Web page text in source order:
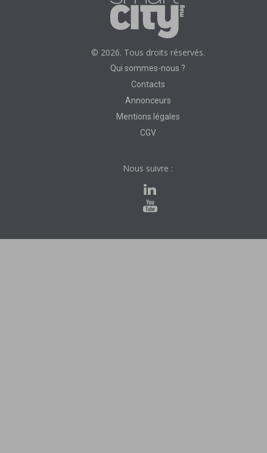
© 2026. Tous droits réservés.
Qui sommes-nous ?
Contacts
Annonceurs
Mentions légales
CGV
Nous suivre :